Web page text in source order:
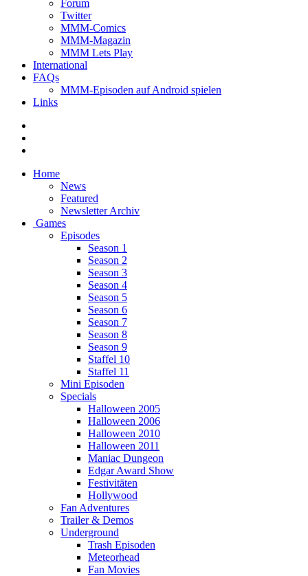
Forum
Twitter
MMM-Comics
MMM-Magazin
MMM Lets Play
International
FAQs
MMM-Episoden auf Android spielen
Links
Home
News
Featured
Newsletter Archiv
Games
Episodes
Season 1
Season 2
Season 3
Season 4
Season 5
Season 6
Season 7
Season 8
Season 9
Staffel 10
Staffel 11
Mini Episoden
Specials
Halloween 2005
Halloween 2006
Halloween 2010
Halloween 2011
Maniac Dungeon
Edgar Award Show
Festivitäten
Hollywood
Fan Adventures
Trailer & Demos
Underground
Trash Episoden
Meteorhead
Fan Movies